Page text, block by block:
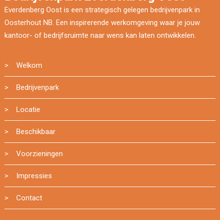
Everdenberg Oost is een strategisch gelegen bedrijvenpark in
Oosterhout NB. Een inspirerende werkomgeving waar je jouw
kantoor- of bedrijfsruimte naar wens kan laten ontwikkelen.
> Welkom
> Bedrijvenpark
> Locatie
> Beschikbaar
> Voorzieningen
> Impressies
> Contact